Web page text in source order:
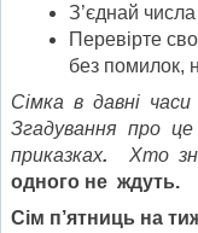
З’єднай
Перевірте
без помилок,
Сімка в давні
Згадування про це
приказках. Хто
одного не ждуть.
Сім п’ятниць на